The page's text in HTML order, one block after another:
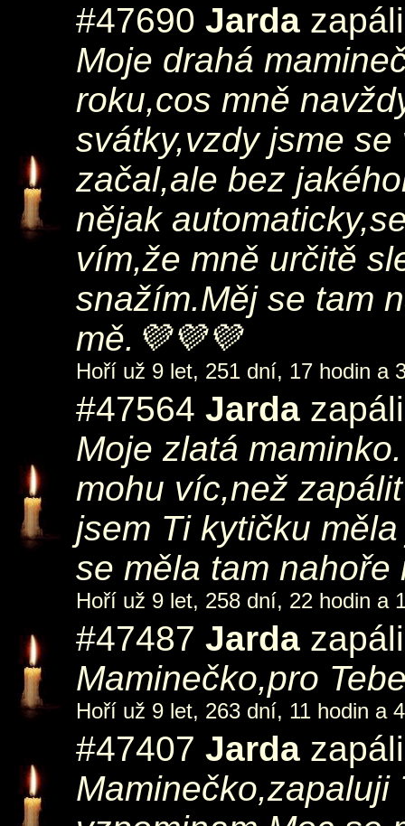
#47690 Jarda
Moje drahá
roku,cos mně
svátky,vzdy jsme
začal,ale bez
nějak
vím,že mně určitě
snažím.Měj se tam
mě.💜💜💜
Hoří už 9 let, 251 dní, 17 hodin a
#47564 Jarda
Moje zlatá
mohu víc,než
jsem Ti kytičku
se měla tam
Hoří už 9 let, 258 dní, 22 hodin a
#47487 Jarda
Maminečko,pro
Hoří už 9 let, 263 dní, 11 hodin a
#47407 Jarda
Maminečko,zapaluji